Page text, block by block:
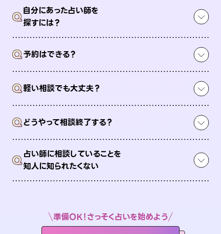
Q自分にあった占い師を
探すには？
Q予約はできる？
Q軽い相談でも大丈夫？
Qどうやって相談終了する？
Q占い師に相談していることを
知人に知られたくない
準備OK！さっそく占いを始めよう